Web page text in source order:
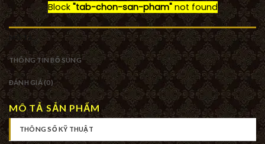
Block "tab-chon-san-pham"not found
MÔ TẢ
THÔNG TIN BỔ SUNG
ĐÁNH GIÁ (0)
MÔ TẢ SẢN PHẨM
THÔNG SỐ KỸ THUẬT